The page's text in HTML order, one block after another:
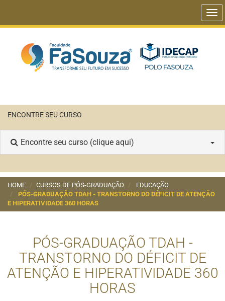
ENCONTRE SEU CURSO
Encontre seu curso (clique aqui)
HOME CURSOS DE PÓS-GRADUAÇÃO
EDUCAÇÃO
PÓS-GRADUAÇÃO TDAH - TRANSTORNO DO DÉFICIT DE ATENÇÃO
E HIPERATIVIDADE 360 HORAS
PÓS-GRADUAÇÃO TDAH -
TRANSTORNO DO DÉFICIT DE
ATENÇÃO E HIPERATIVIDADE 360
HORAS